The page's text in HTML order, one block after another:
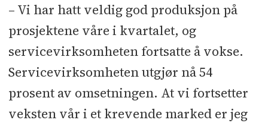
– Vi har hatt veldig god produksjon på
prosjektene våre i kvartalet, og
servicevirksomheten fortsatte å vokse.
Servicevirksomheten utgjør nå 54
prosent av omsetningen. At vi fortsetter
veksten vår i et krevende marked er jeg